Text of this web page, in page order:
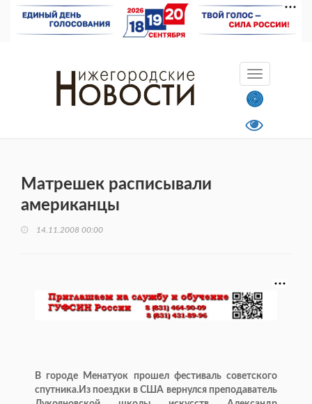
Матрешек расписывали
американцы
14.11.2008 00:00
В городе Менатуок прошел фестиваль советского
спутника.Из поездки в США вернулся преподаватель